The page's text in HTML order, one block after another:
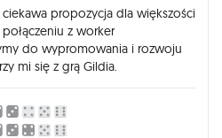
propozycja dla większości
z worker
do wypromowania i rozwoju
mi się z grą Gildia.